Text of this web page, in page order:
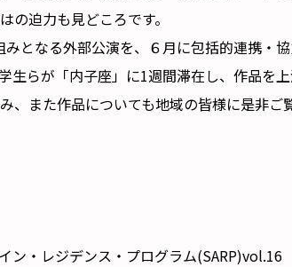
の迫力も見どころです。
みとなる外部公演を、６月に包括的連携
生らが「内子座」に1週間滞在し、作品を
、また作品についても地域の皆様に是非
ン・レジデンス・プログラム(SARP)vol.16